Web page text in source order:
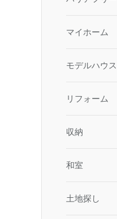
マイホーム
モデルハウス
リフォーム
収納
和室
土地探し